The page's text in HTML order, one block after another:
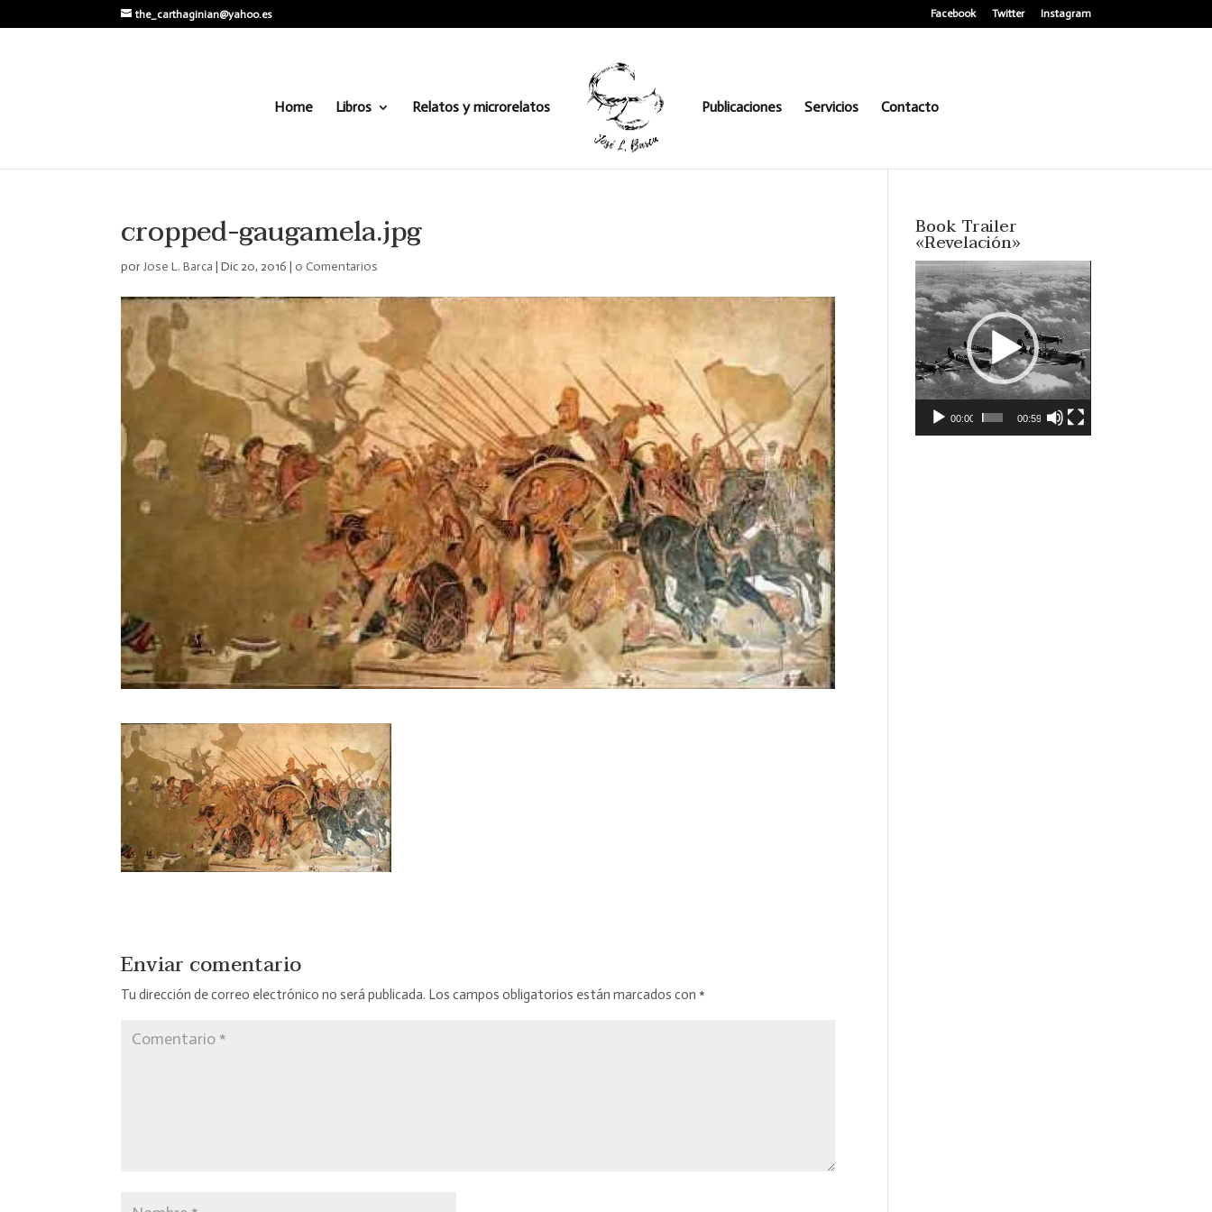
the_carthaginian@yahoo.es Facebook Twitter Instagram
Home Libros Relatos y microrelatos Publicaciones Servicios Contacto
cropped-gaugamela.jpg
porJose L. Barca |Dic 20, 2016 |0 Comentarios
Enviar comentario
Tu dirección de correo electrónico no será publicada. Los campos obligatorios están marcados con *
Book Trailer
«Revelación»
Reproductor
de
vídeo
00:00 00:59